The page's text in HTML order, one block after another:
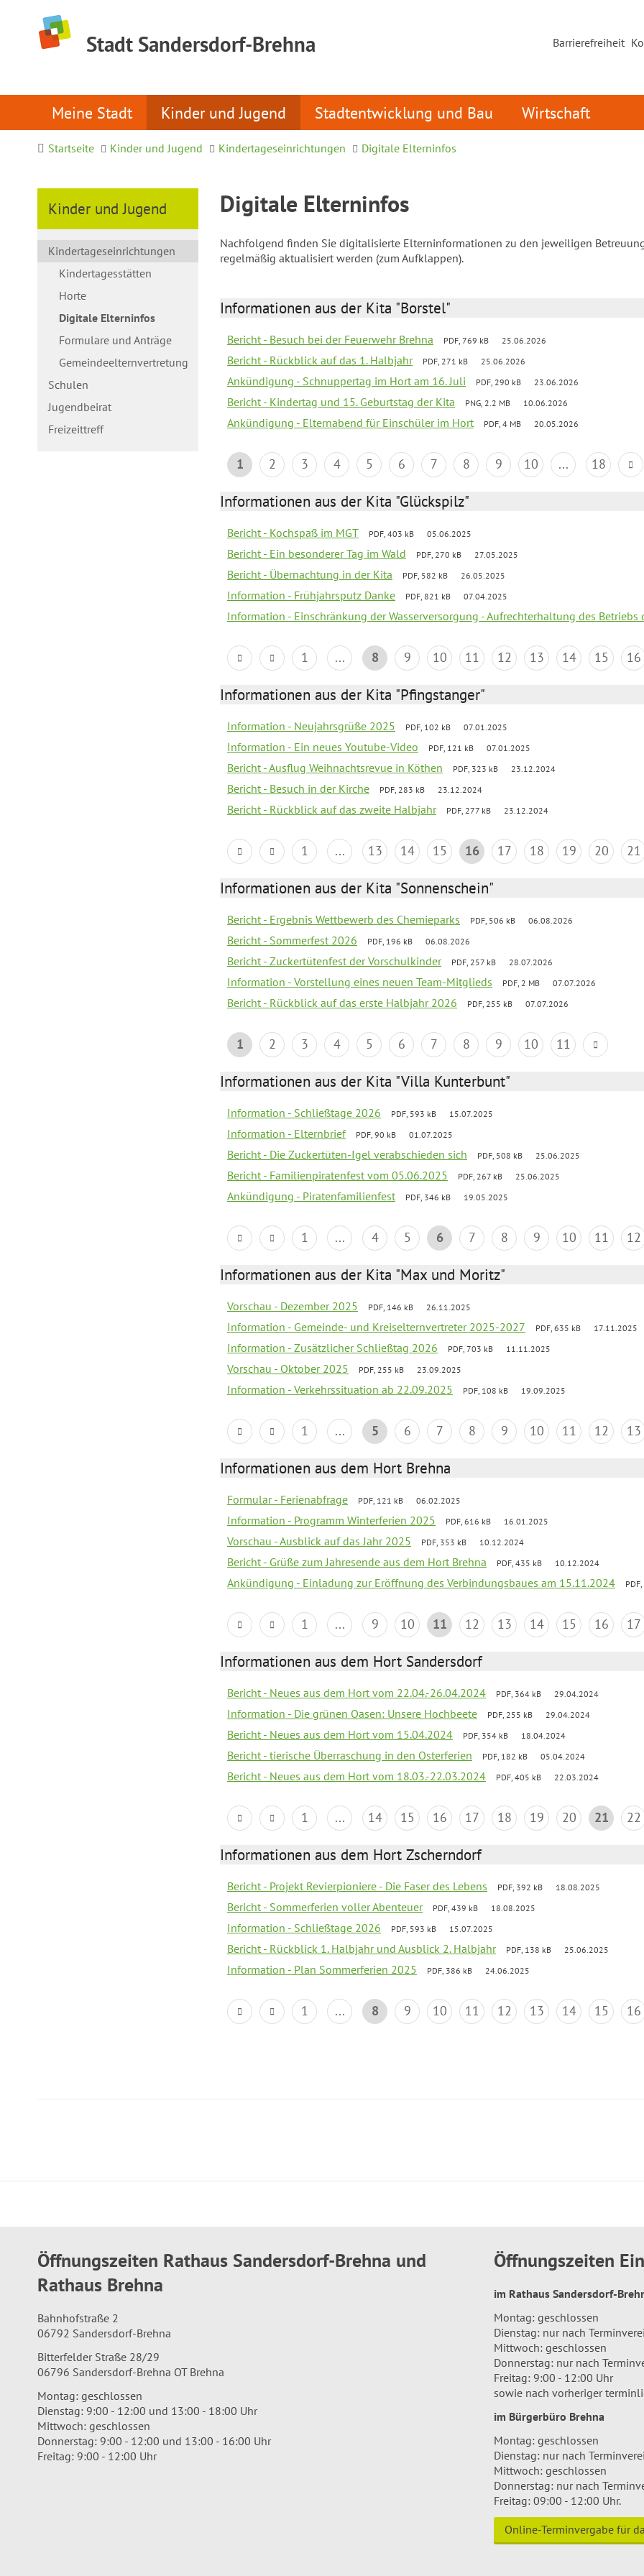
Stadt Sandersdorf-Brehna Barrierefreiheit
Meine Stadt Kinder und Jugend Stadtentwicklung und Bau Wirtschaft
Startseite Kinder und Jugend Kindertageseinrichtungen Digitale Elterninfos
Kinder und Jugend
Kindertageseinrichtungen
Kindertagesstätten
Horte
Digitale Elterninfos
Formulare und Anträge
Gemeindeelternvertretung
Schulen
Jugendbeirat
Freizeittreff
Digitale Elterninfos
Nachfolgend finden Sie digitalisierte Elterninformationen zu den jeweiligen
regelmäßig aktualisiert werden (zum Aufklappen).
Informationen aus der Kita "Borstel"
Bericht - Besuch bei der Feuerwehr Brehna PDF, 769 kB 25.06.2026
Bericht - Rückblick auf das 1. Halbjahr PDF, 271 kB 25.06.2026
Ankündigung - Schnuppertag im Hort am 16. Juli PDF, 290 kB 23.06.2026
Bericht - Kindertag und 15. Geburtstag der Kita PNG, 2.2 MB 10.06.2026
Ankündigung - Elternabend für Einschüler im Hort PDF, 4 MB 20.05.2026
1 2 3 4 5 6 7 8 9 10 ... 18
Informationen aus der Kita "Glückspilz"
Bericht - Kochspaß im MGT PDF, 403 kB 05.06.2025
Bericht - Ein besonderer Tag im Wald PDF, 270 kB 27.05.2025
Bericht - Übernachtung in der Kita PDF, 582 kB 26.05.2025
Information - Frühjahrsputz Danke PDF, 821 kB 07.04.2025
Information - Einschränkung der Wasserversorgung - Aufrechterhaltung des Betriebs
1 ... 8 9 10 11 12 13 14 15 16
Informationen aus der Kita "Pfingstanger"
Information - Neujahrsgrüße 2025 PDF, 102 kB 07.01.2025
Information - Ein neues Youtube-Video PDF, 121 kB 07.01.2025
Bericht - Ausflug Weihnachtsrevue in Köthen PDF, 323 kB 23.12.2024
Bericht - Besuch in der Kirche PDF, 283 kB 23.12.2024
Bericht - Rückblick auf das zweite Halbjahr PDF, 277 kB 23.12.2024
1 ... 13 14 15 16 17 18 19 20 21
Informationen aus der Kita "Sonnenschein"
Bericht - Ergebnis Wettbewerb des Chemieparks PDF, 506 kB 06.08.2026
Bericht - Sommerfest 2026 PDF, 196 kB 06.08.2026
Bericht - Zuckertütenfest der Vorschulkinder PDF, 257 kB 28.07.2026
Information - Vorstellung eines neuen Team-Mitglieds PDF, 2 MB 07.07.2026
Bericht - Rückblick auf das erste Halbjahr 2026 PDF, 255 kB 07.07.2026
1 2 3 4 5 6 7 8 9 10 11
Informationen aus der Kita "Villa Kunterbunt"
Information - Schließtage 2026 PDF, 593 kB 15.07.2025
Information - Elternbrief PDF, 90 kB 01.07.2025
Bericht - Die Zuckertüten-Igel verabschieden sich PDF, 508 kB 25.06.2025
Bericht - Familienpiratenfest vom 05.06.2025 PDF, 267 kB 25.06.2025
Ankündigung - Piratenfamilienfest PDF, 346 kB 19.05.2025
1 ... 4 5 6 7 8 9 10 11 12
Informationen aus der Kita "Max und Moritz"
Vorschau - Dezember 2025 PDF, 146 kB 26.11.2025
Information - Gemeinde- und Kreiselternvertreter 2025-2027 PDF, 635 kB 17.11.2025
Information - Zusätzlicher Schließtag 2026 PDF, 703 kB 11.11.2025
Vorschau - Oktober 2025 PDF, 255 kB 23.09.2025
Information - Verkehrssituation ab 22.09.2025 PDF, 108 kB 19.09.2025
1 ... 5 6 7 8 9 10 11 12 13
Informationen aus dem Hort Brehna
Formular - Ferienabfrage PDF, 121 kB 06.02.2025
Information - Programm Winterferien 2025 PDF, 616 kB 16.01.2025
Vorschau - Ausblick auf das Jahr 2025 PDF, 353 kB 10.12.2024
Bericht - Grüße zum Jahresende aus dem Hort Brehna PDF, 435 kB 10.12.2024
Ankündigung - Einladung zur Eröffnung des Verbindungsbaues am 15.11.2024
1 ... 9 10 11 12 13 14 15 16 17
Informationen aus dem Hort Sandersdorf
Bericht - Neues aus dem Hort vom 22.04.-26.04.2024 PDF, 364 kB 29.04.2024
Information - Die grünen Oasen: Unsere Hochbeete PDF, 255 kB 29.04.2024
Bericht - Neues aus dem Hort vom 15.04.2024 PDF, 354 kB 18.04.2024
Bericht - tierische Überraschung in den Osterferien PDF, 182 kB 05.04.2024
Bericht - Neues aus dem Hort vom 18.03.-22.03.2024 PDF, 405 kB 22.03.2024
1 ... 14 15 16 17 18 19 20 21 22
Informationen aus dem Hort Zscherndorf
Bericht - Projekt Revierpioniere - Die Faser des Lebens PDF, 392 kB 18.08.2025
Bericht - Sommerferien voller Abenteuer PDF, 439 kB 18.08.2025
Information - Schließtage 2026 PDF, 593 kB 15.07.2025
Bericht - Rückblick 1. Halbjahr und Ausblick 2. Halbjahr PDF, 138 kB 25.06.2025
Information - Plan Sommerferien 2025 PDF, 386 kB 24.06.2025
1 ... 8 9 10 11 12 13 14 15 16
Öffnungszeiten Rathaus Sandersdorf-Brehna und
Rathaus Brehna
Bahnhofstraße 2
06792 Sandersdorf-Brehna
Bitterfelder Straße 28/29
06796 Sandersdorf-Brehna OT Brehna
Montag: geschlossen
Dienstag: 9:00 - 12:00 und 13:00 - 18:00 Uhr
Mittwoch: geschlossen
Donnerstag: 9:00 - 12:00 und 13:00 - 16:00 Uhr
Freitag: 9:00 - 12:00 Uhr
Öffnungszeiten
im Rathaus Sandersdorf-
Montag: geschlossen
Dienstag: nur nach
Mittwoch: geschlossen
Donnerstag: nur nach
Freitag: 9:00 - 12:00 Uhr
sowie nach vorheriger
im Bürgerbüro Brehna
Montag: geschlossen
Dienstag: nur nach
Mittwoch: geschlossen
Donnerstag: nur nach
Freitag: 09:00 - 12:00 Uhr.
Online-Terminvergabe für